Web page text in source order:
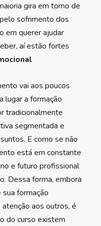
gira em torno de
sofrimento dos
em querer ajudar
aí estão fortes
vai aos poucos
lugar a formação
tradicionalmente
segmentada e
E como se não
está em constante
e futuro profissional
Dessa forma, embora
formação
aos outros, é
do curso existem